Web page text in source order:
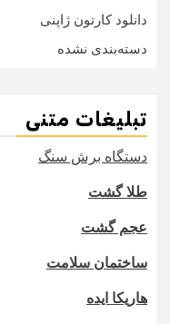
دانلود کارتون ژاپنی
دسته‌بندی نشده
تبلیغات متنی
دستگاه برش سنگ
طلا گشت
عجم گشت
ساختمان سلامت
هاریکا ایده